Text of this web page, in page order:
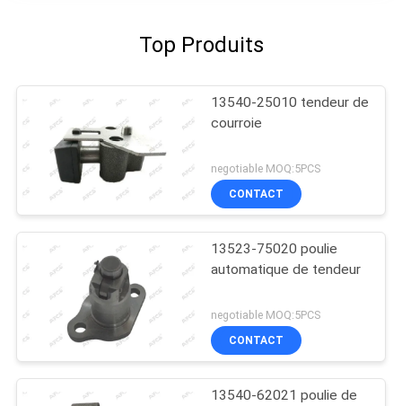
Top Produits
13540-25010 tendeur de
courroie
negotiable MOQ:5PCS
CONTACT
13523-75020 poulie
automatique de tendeur
negotiable MOQ:5PCS
CONTACT
13540-62021 poulie de